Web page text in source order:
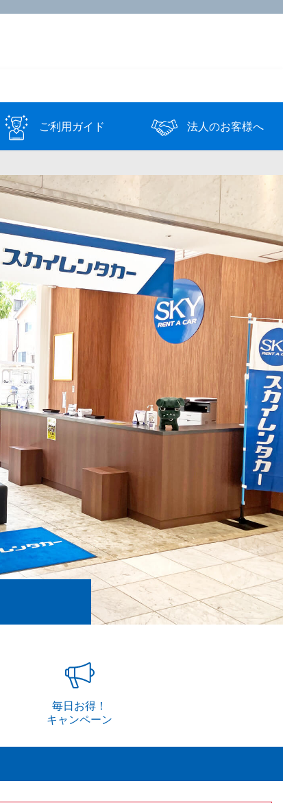
ご利用ガイド 法人のお客様へ
毎日お得！
キャンペーン